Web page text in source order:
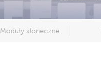
Moduły słoneczne